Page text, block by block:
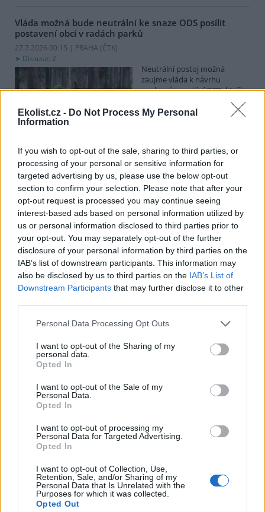
Ekolist.cz - Do Not Process My Personal
Information
If you wish to opt-out of the sale, sharing to third parties, or
processing of your personal or sensitive information for
targeted advertising by us, please use the below opt-out
section to confirm your selection. Please note that after your
opt-out request is processed you may continue seeing
interest-based ads based on personal information utilized by
us or personal information disclosed to third parties prior to
your opt-out. You may separately opt-out of the further
disclosure of your personal information by third parties on the
IAB’s list of downstream participants. This information may
also be disclosed by us to third parties on the IAB’s List of
Downstream Participants that may further disclose it to other
Personal Data Processing Opt Outs
I want to opt-out of the Sharing of my
personal data.
Opted In
I want to opt-out of the Sale of my
Personal Data.
Opted In
I want to opt-out of processing my
Personal Data for Targeted Advertising.
Opted In
I want to opt-out of Collection, Use,
Retention, Sale, and/or Sharing of my
Personal Data that Is Unrelated with the
Purposes for which it was collected.
Opted Out
Vláda možná bude neutrální ke snaze ODS posílit
postavení obcí v radách parků
27.7.2026 00:15 | PRAHA (ČTK)
Diskuse: 2
Neutrální postoj možná
zaujme vláda k návrhu
poslanců opoziční ODS, kteří
zástupců obcí a krajů v radách
národních parků. Vyplývá to z předkládací zprávy na vládním
lhůtě nedodalo. Kabinet se má novelou zabývat v pondělí. Jeho
postoj bude doporučením pro Sněmovnu, v níž má vládní koalice
většinu.
Na Hádecké planince u Brna obnovují ochránci
původní step, vrátí se tam i pastva
26.7.2026 17:25 | BRNO (
Zarostlou část Hádecké
planinky u Brna chtějí ochránci
vrátit do stavu ze 30. let
minulého století. V oblasti
obnovují původní step a
mizející druhy rostlin a živočichů, jako jsou vzácné orchideje či
motýl jasoň dymnivkový. ČTK to řekl Vilém Jurek z organizace
Rezekvítek, která se o oblast stará. Národní přírodní rezervace
Hádecká planinka je součástí chráněné krajinné oblasti Moravský
kras, má rozlohu kolem 80 hektarů.
I po 100 letech je cihlová kanalizace v centru Pardubic
v dobrém stavu
26.7.2026 16:24 | PARDUBICE (
Historická cihlová kanalizace v
centru Pardubic je i po více než
technickém stavu. Podle
vodáren k tomu přispívá
vejčitý profil stok, který zlepšuje jejich samočištění a umožňuje
odvádět víc vody při přívalových deštích. ČTK to řekl mistr provozu
pardubických vodáren Erik Jandera.